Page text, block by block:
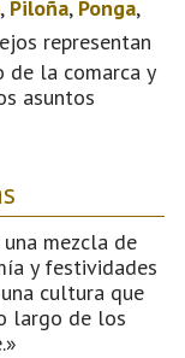
, Piloña, Ponga,
representan
de la comarca y
asuntos
mezcla de
y festividades
cultura que
largo de los